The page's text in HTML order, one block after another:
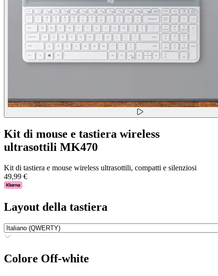
Kit di mouse e tastiera wireless
ultrasottili MK470
Kit di tastiera e mouse wireless ultrasottili, compatti e silenziosi
49,99 €
Layout della tastiera
Colore Off-white